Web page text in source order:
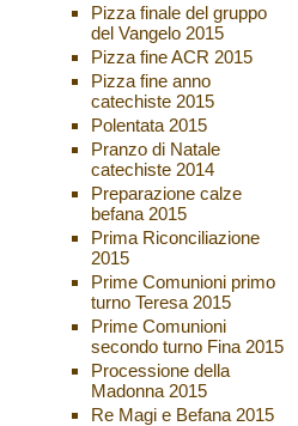
Pizza finale del gruppo
del Vangelo 2015
Pizza fine ACR 2015
Pizza fine anno
catechiste 2015
Polentata 2015
Pranzo di Natale
catechiste 2014
Preparazione calze
befana 2015
Prima Riconciliazione
2015
Prime Comunioni primo
turno Teresa 2015
Prime Comunioni
secondo turno Fina 2015
Processione della
Madonna 2015
Re Magi e Befana 2015